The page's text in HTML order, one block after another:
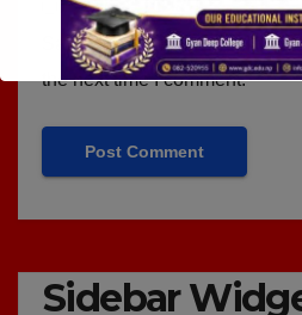
Save my name, email, and
the next time I comment.
Sidebar